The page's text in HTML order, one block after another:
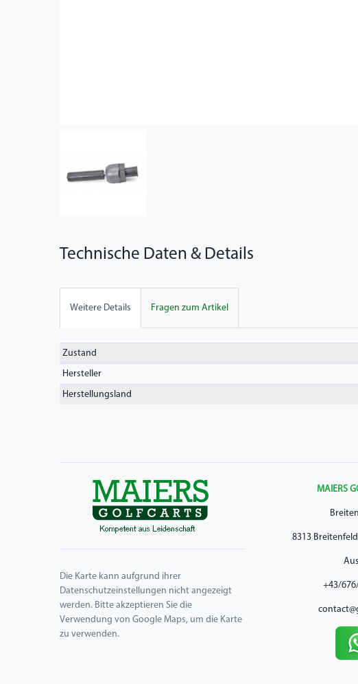
Technische Daten & Details
Weitere Details Fragen zum Artikel
Technisches
Merkmal
Wert
Zustand
Hersteller
Herstellungsland
Die Karte kann aufgrund ihrer
Datenschutzeinstellungen nicht angezeigt
werden. Bitte akzeptieren Sie die
Verwendung von Google Maps, um die Karte
zu verwenden.
MAIERS
8313
+43/